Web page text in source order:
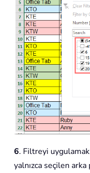
6. Filtreyi
yalnızca seçilen